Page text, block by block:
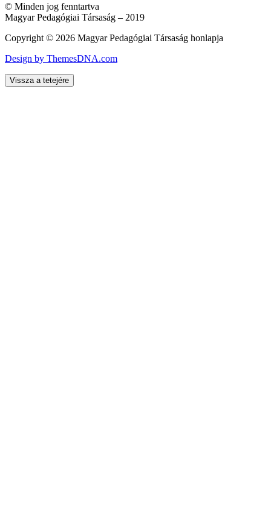
© Minden jog fenntartva
Magyar Pedagógiai Társaság – 2019
Copyright © 2026 Magyar Pedagógiai Társaság honlapja
Design by ThemesDNA.com
Vissza a tetejére